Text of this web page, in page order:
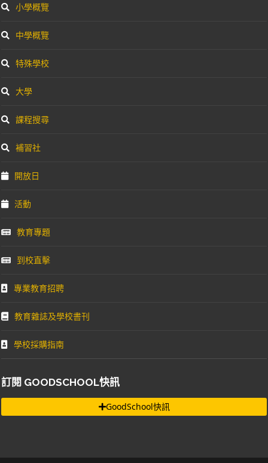
小學概覽
中學概覽
特殊學校
大學
課程搜尋
補習社
開放日
活動
教育專題
到校直擊
專業教育招聘
教育雜誌及學校書刊
學校採購指南
訂閱 GOODSCHOOL快訊
GoodSchool快訊